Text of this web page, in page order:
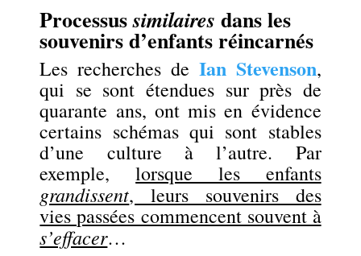
Processussimilaires dans les
souvenirs d’enfants réincarnés
Les recherches de Ian Stevenson,
qui se sont étendues sur près de
quarante ans, ont mis en évidence
certains schémas qui sont stables
d’une culture à l’autre. Par
exemple,lorsque les enfants
grandissent, leurs souvenirs des
vies passées commencent souvent à
s’effacer…